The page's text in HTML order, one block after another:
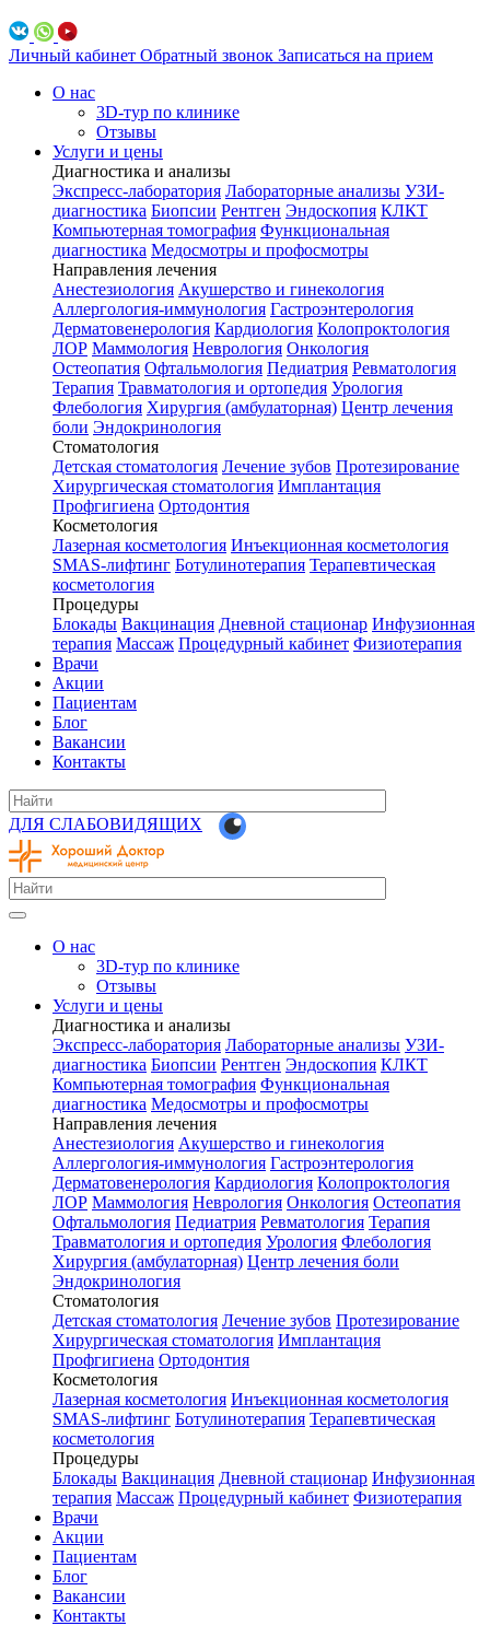
Личный кабинет Обратный звонок Записаться на прием
О нас
3D-тур по клинике
Отзывы
Услуги и цены
Диагностика и анализы
Экспресс-лаборатория Лабораторные анализы УЗИ-
диагностика Биопсии Рентген Эндоскопия КЛКТ
Компьютерная томография Функциональная
диагностика Медосмотры и профосмотры
Направления лечения
Анестезиология Акушерство и гинекология
Аллергология-иммунология Гастроэнтерология
Дерматовенерология Кардиология Колопроктология
ЛОР Маммология Неврология Онкология
Остеопатия Офтальмология Педиатрия Ревматология
Терапия Травматология и ортопедия Урология
Флебология Хирургия (амбулаторная) Центр лечения
боли Эндокринология
Стоматология
Детская стоматология Лечение зубов Протезирование
Хирургическая стоматология Имплантация
Профгигиена Ортодонтия
Косметология
Лазерная косметология Инъекционная косметология
SMAS-лифтинг Ботулинотерапия Терапевтическая
косметология
Процедуры
Блокады Вакцинация Дневной стационар Инфузионная
терапия Массаж Процедурный кабинет Физиотерапия
Врачи
Акции
Пациентам
Блог
Вакансии
Контакты
ДЛЯ СЛАБОВИДЯЩИХ
О нас
3D-тур по клинике
Отзывы
Услуги и цены
Диагностика и анализы
Экспресс-лаборатория Лабораторные анализы УЗИ-
диагностика Биопсии Рентген Эндоскопия КЛКТ
Компьютерная томография Функциональная
диагностика Медосмотры и профосмотры
Направления лечения
Анестезиология Акушерство и гинекология
Аллергология-иммунология Гастроэнтерология
Дерматовенерология Кардиология Колопроктология
ЛОР Маммология Неврология Онкология Остеопатия
Офтальмология Педиатрия Ревматология Терапия
Травматология и ортопедия Урология Флебология
Хирургия (амбулаторная) Центр лечения боли
Эндокринология
Стоматология
Детская стоматология Лечение зубов Протезирование
Хирургическая стоматология Имплантация
Профгигиена Ортодонтия
Косметология
Лазерная косметология Инъекционная косметология
SMAS-лифтинг Ботулинотерапия Терапевтическая
косметология
Процедуры
Блокады Вакцинация Дневной стационар Инфузионная
терапия Массаж Процедурный кабинет Физиотерапия
Врачи
Акции
Пациентам
Блог
Вакансии
Контакты